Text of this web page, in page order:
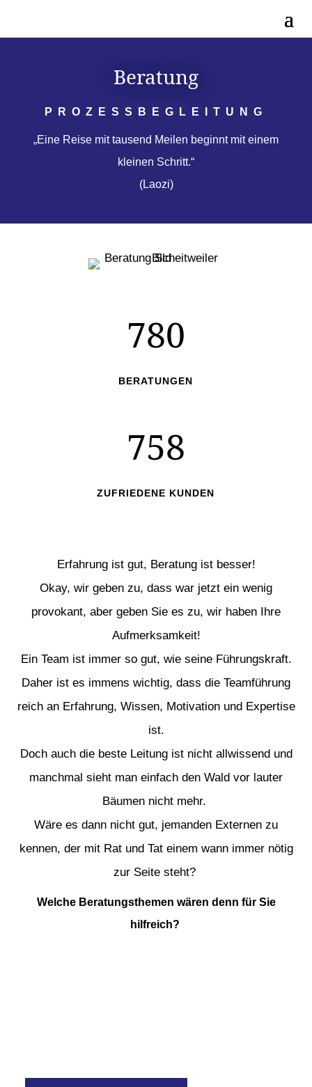
Beratung
PROZESSBEGLEITUNG
„Eine Reise mit tausend Meilen beginnt mit einem
kleinen Schritt.“
(Laozi)
780
BERATUNGEN
758
ZUFRIEDENE KUNDEN
Erfahrung ist gut, Beratung ist besser!
Okay, wir geben zu, dass war jetzt ein wenig
provokant, aber geben Sie es zu, wir haben Ihre
Aufmerksamkeit!
Ein Team ist immer so gut, wie seine Führungskraft.
Daher ist es immens wichtig, dass die Teamführung
reich an Erfahrung, Wissen, Motivation und Expertise
ist.
Doch auch die beste Leitung ist nicht allwissend und
manchmal sieht man einfach den Wald vor lauter
Bäumen nicht mehr.
Wäre es dann nicht gut, jemanden Externen zu
kennen, der mit Rat und Tat einem wann immer nötig
zur Seite steht?
Welche Beratungsthemen wären denn für Sie
hilfreich?